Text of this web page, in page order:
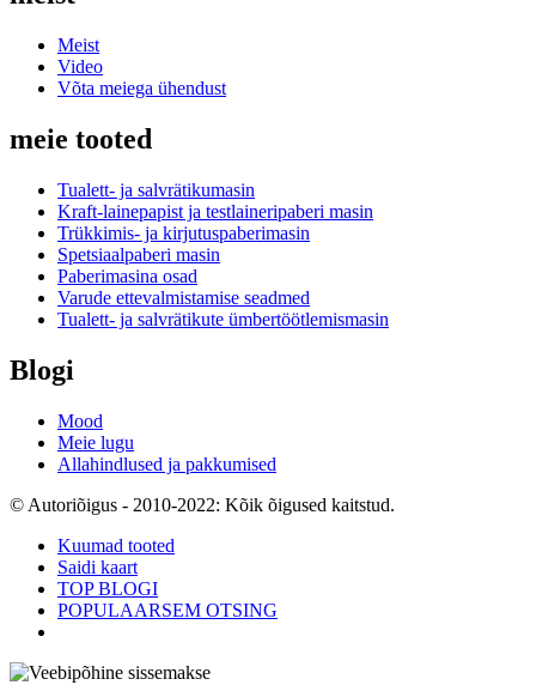
Meist
Video
Võta meiega ühendust
meie tooted
Tualett- ja salvrätikumasin
Kraft-lainepapist ja testlaineripaberi masin
Trükkimis- ja kirjutuspaberimasin
Spetsiaalpaberi masin
Paberimasina osad
Varude ettevalmistamise seadmed
Tualett- ja salvrätikute ümbertöötlemismasin
Blogi
Mood
Meie lugu
Allahindlused ja pakkumised
© Autoriõigus - 2010-2022: Kõik õigused kaitstud.
Kuumad tooted
Saidi kaart
TOP BLOGI
POPULAARSEM OTSING